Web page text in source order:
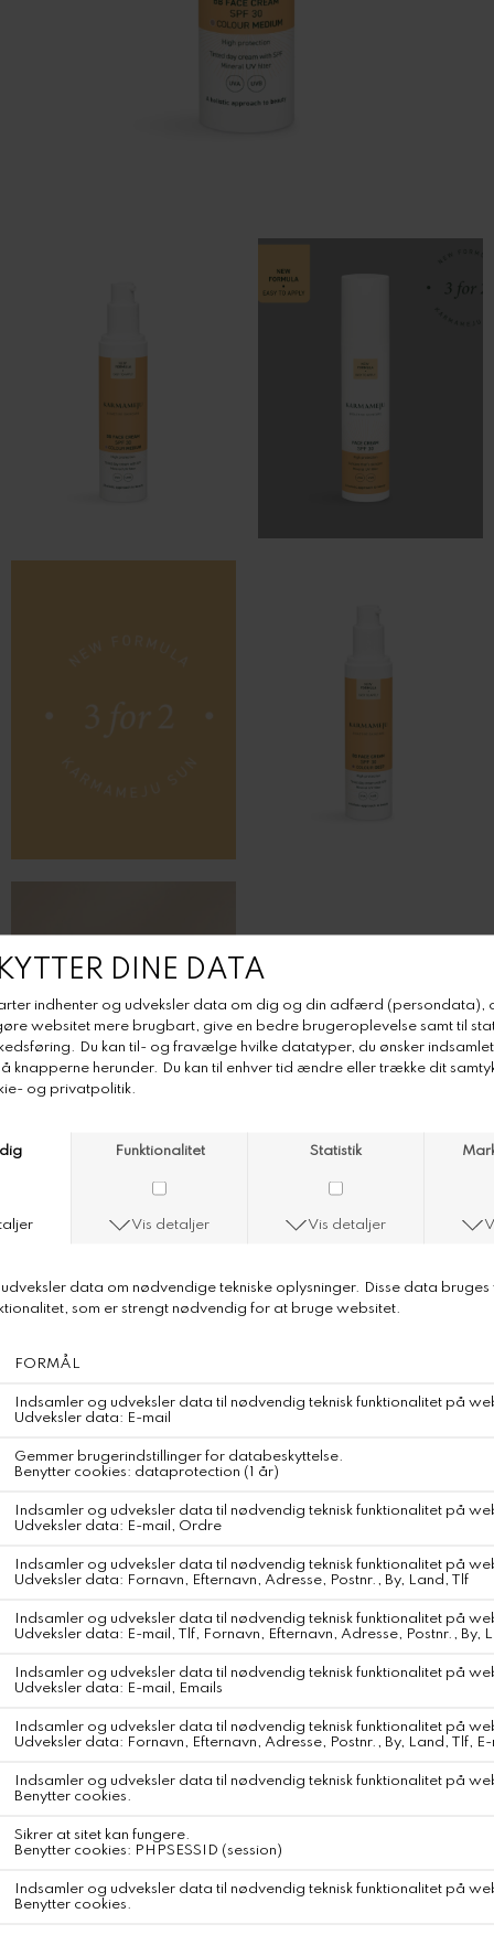
Karmameju Sun Face SPF 30
solfilter, der ikke tilstopper porerne og som kan erstatte dagcreme
og foundation eller anvendes som et ekstra solbeskyttende trin i
efterlader den beskyttet med en naturlig farve og glød.
BB FACE CREAM indeholder samme økologiske og high-
performance ingredienser som vores luksuriøse FACE CREAM med
kollagenstimulerende bio-retinol fra måttebønnefrø - BB har blot
tilsat mineralske farvepigmenter fra lysreflekterende jernoxider.
Tekstur
hvilket gør den ideel til et lag-på-lag hudplejeritual. Den BB, du
kender - bare bedre.
Egnet til alle hudtyper - dermatologisk testet til sensitiv hud.
Aromaterapi SUN serien indeholder naturens stimulerende dufte fra
aromaterapi, der vækker sommerminder til live og giver følelsen af
sol og varme året rundt. Solfilter Karmamejus holistiske tilgang til
valg i vores etos. Det mineralske solfilter lægger sig på hudens
der absorberer UV-stråler. Læs mere om Karmamejus holdning til
mineralske vs. kemiske solfiltre
Ensarter huden og efterlader den beskyttet med en naturlig farve
og glød Højt indhold af økologiske og bæredygtigt producerede
ingredienser Antioxidantrig hudpleje og solpleje i én Med
superhydrerende hyaluronsyre og klinisk dokumenteret